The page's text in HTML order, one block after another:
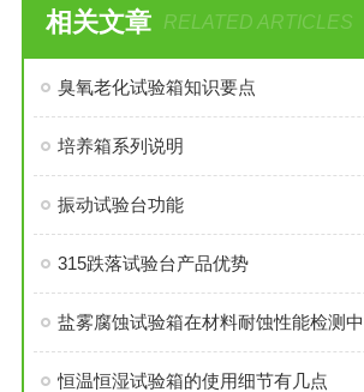
相关文章 RELATED ARTICLES
臭氧老化试验箱知识要点
培养箱系列说明
振动试验台功能
315跌落试验台产品优势
盐雾腐蚀试验箱在材料耐蚀性能检测
恒温恒湿试验箱的使用细节有几点